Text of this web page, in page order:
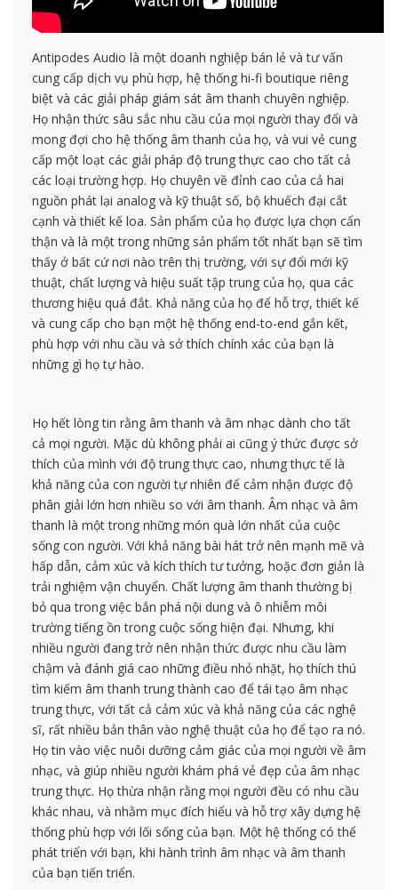
Antipodes Audio là một doanh nghiệp bán lẻ và tư vấn
cung cấp dịch vụ phù hợp, hệ thống hi-fi boutique riêng
biệt và các giải pháp giám sát âm thanh chuyên nghiệp.
Họ nhận thức sâu sắc nhu cầu của mọi người thay đổi và
mong đợi cho hệ thống âm thanh của họ, và vui vẻ cung
cấp một loạt các giải pháp độ trung thực cao cho tất cả
các loại trường hợp. Họ chuyên về đỉnh cao của cả hai
nguồn phát lại analog và kỹ thuật số, bộ khuếch đại cắt
cạnh và thiết kế loa. Sản phẩm của họ được lựa chọn cẩn
thận và là một trong những sản phẩm tốt nhất bạn sẽ tìm
thấy ở bất cứ nơi nào trên thị trường, với sự đổi mới kỹ
thuật, chất lượng và hiệu suất tập trung của họ, qua các
thương hiệu quá đắt. Khả năng của họ để hỗ trợ, thiết kế
và cung cấp cho bạn một hệ thống end-to-end gắn kết,
phù hợp với nhu cầu và sở thích chính xác của bạn là
những gì họ tự hào.
Họ hết lòng tin rằng âm thanh và âm nhạc dành cho tất
cả mọi người. Mặc dù không phải ai cũng ý thức được sở
thích của mình với độ trung thực cao, nhưng thực tế là
khả năng của con người tự nhiên để cảm nhận được độ
phân giải lớn hơn nhiều so với âm thanh. Âm nhạc và âm
thanh là một trong những món quà lớn nhất của cuộc
sống con người. Với khả năng bài hát trở nên mạnh mẽ và
hấp dẫn, cảm xúc và kích thích tư tưởng, hoặc đơn giản là
trải nghiệm vận chuyển. Chất lượng âm thanh thường bị
bỏ qua trong việc bắn phá nội dung và ô nhiễm môi
trường tiếng ồn trong cuộc sống hiện đại. Nhưng, khi
nhiều người đang trở nên nhận thức được nhu cầu làm
chậm và đánh giá cao những điều nhỏ nhặt, họ thích thú
tìm kiếm âm thanh trung thành cao để tái tạo âm nhạc
trung thực, với tất cả cảm xúc và khả năng của các nghệ
sĩ, rất nhiều bản thân vào nghệ thuật của họ để tạo ra nó.
Họ tin vào việc nuôi dưỡng cảm giác của mọi người về âm
nhạc, và giúp nhiều người khám phá vẻ đẹp của âm nhạc
trung thực. Họ thừa nhận rằng mọi người đều có nhu cầu
khác nhau, và nhằm mục đích hiểu và hỗ trợ xây dựng hệ
thống phù hợp với lối sống của bạn. Một hệ thống có thể
phát triển với bạn, khi hành trình âm nhạc và âm thanh
của bạn tiến triển.